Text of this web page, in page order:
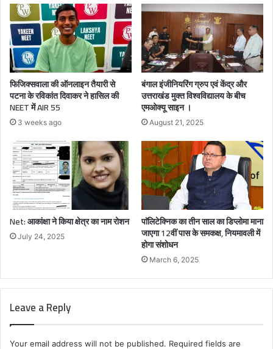
फिजिक्सवाला की ऑनलाइन तैयारी से
पटना के रविकांत दिवाकर ने हासिल की
NEET में AIR 55
3 weeks ago
बंगाल इंजीनियरिंग ग्रुप एवं केंद्र और
उत्तराखंड मुक्त विश्वविद्यालय के बीच
एमओक्यू साइन ।
August 21, 2025
Net: आकांक्षा ने किया क्षेत्र का नाम रोशन
July 24, 2025
पाॅलिटेक्निक का तीन साल का डिप्लोमा माना
जाएगा 12वीं पास के समकक्ष, नियमावली में
होगा संशोधन
March 6, 2025
Leave a Reply
Your email address will not be published. Required fields are